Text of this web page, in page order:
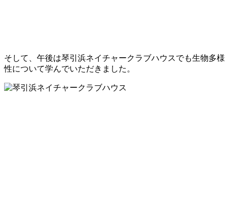
そして、午後は琴引浜ネイチャークラブハウスでも生物多様
性について学んでいただきました。